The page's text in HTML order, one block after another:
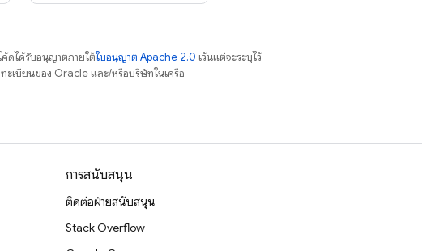
ค้ดได้รับอนุญาตภายใต้ใบอนุญาต Apache 2.0 เว้นแต่จะระบุไว้
ะเบียนของ Oracle และ/หรือบริษัทในเครือ
การสนับสนุน
ติดต่อฝ่ายสนับสนุน
Stack Overflow